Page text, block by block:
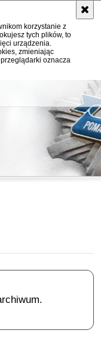
korzystanie z
tych plików, to
urządzenia.
zmieniając
oznacza